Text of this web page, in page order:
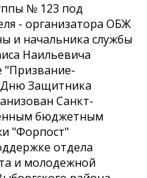
№ 123 под
- организатора ОБЖ
и начальника службы
Наильевича
"Призвание-
Защитника
Санкт-
бюджетным
"Форпост"
отдела
и молодежной